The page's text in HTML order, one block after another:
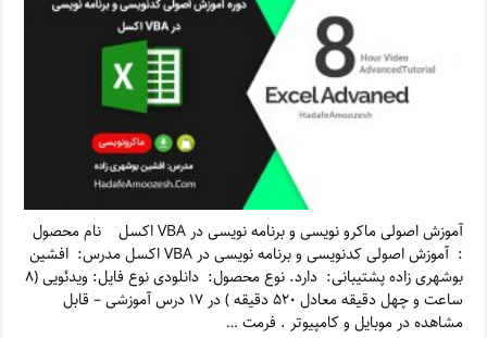
آموزش اصولی ماکرو نویسی و برنامه نویسی در VBA اکسل نام محصول
: آموزش اصولی کدنویسی و برنامه نویسی در VBA اکسل مدرس: افشین
بوشهری زاده پشتیبانی: دارد. نوع محصول: دانلودی نوع فایل: ویدئویی (۸
ساعت و چهل دقیقه معادل ۵۲۰ دقیقه ) در ۱۷ درس آموزشی – قابل
مشاهده در موبایل و کامپیوتر . فرمت …